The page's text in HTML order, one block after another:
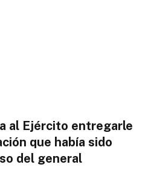
al Ejército entregarle
que había sido
del general